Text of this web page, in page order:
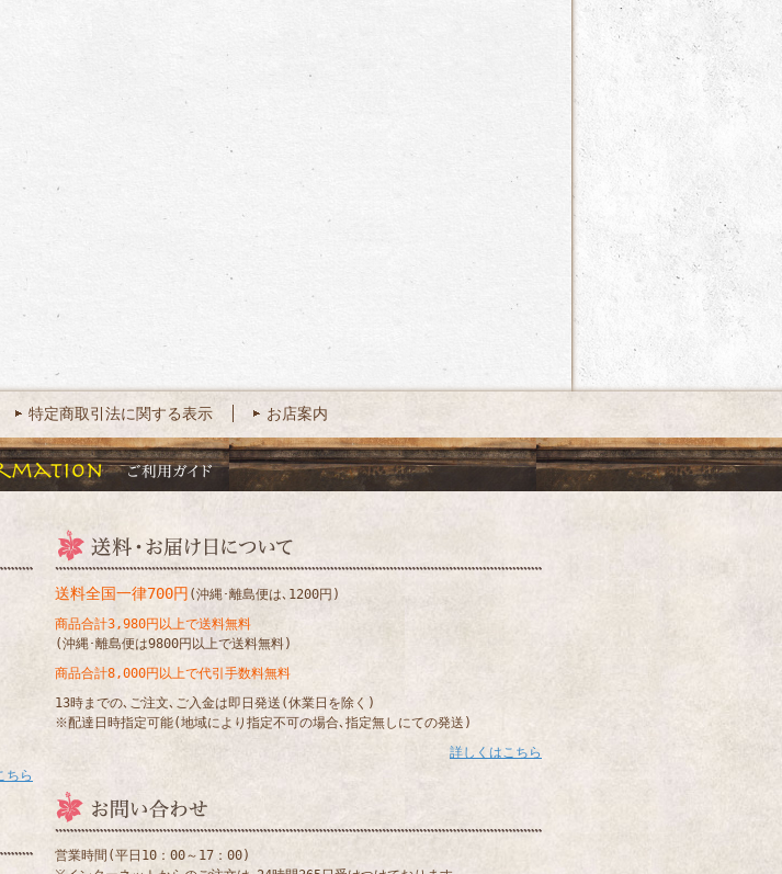
特定商取引法に関する表示 お店案内
ちら
送料全国一律700円 (沖縄･離島便は､1200円)
商品合計3,980円以上で送料無料
(沖縄･離島便は9800円以上で送料無料)
商品合計8,000円以上で代引手数料無料
13時までの､ご注文､ご入金は即日発送(休業日を除く)
※配達日時指定可能(地域により指定不可の場合､指定無しにての発送)
詳しくはこちら
営業時間(平日10：00～17：00)